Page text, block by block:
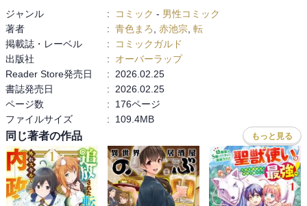
ジャンル : コミック - 男性コミック
著者
: 青色まろ 赤池宗 転
掲載誌・レーベル
:
コミックガルド
出版社
:
オーバーラップ
Reader Store発売日
:
2026.02.25
書誌発売日
:
2026.02.25
ページ数
:
176ページ
ファイルサイズ
: 109.4MB
同じ著者の作品 もっと見る